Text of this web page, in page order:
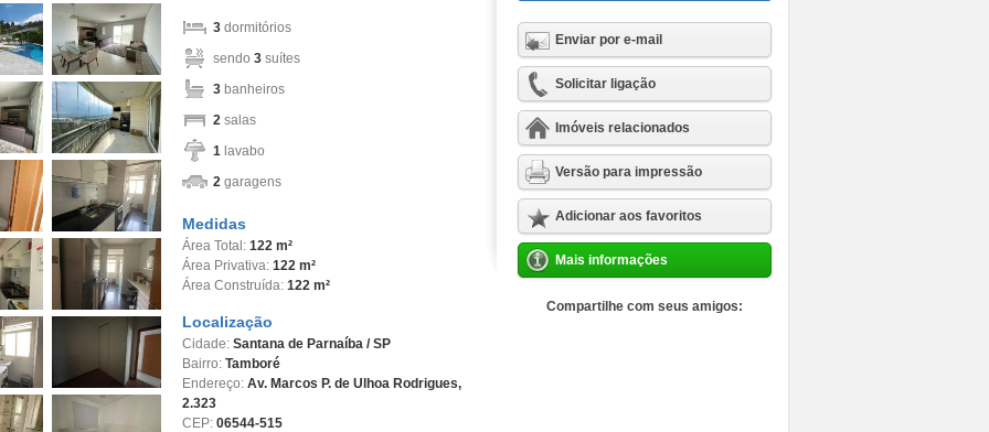
3 dormitórios
sendo 3 suítes
3 banheiros
2 salas
1 lavabo
2 garagens
Medidas
Área Total: 122 m²
Área Privativa: 122 m²
Área Construída: 122 m²
Localização
Cidade: Santana de Parnaíba / SP
Bairro: Tamboré
Endereço: Av. Marcos P. de Ulhoa Rodrigues,
2.323
CEP: 06544-515
Enviar por e-mail
Solicitar ligação
Imóveis relacionados
Versão para impressão
Adicionar aos favoritos
Mais informações
Compartilhe com seus amigos: